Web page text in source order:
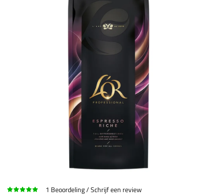
1 Beoordeling Schrijf een review